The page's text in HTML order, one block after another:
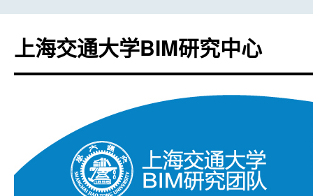
上海交通大学BIM研究中心